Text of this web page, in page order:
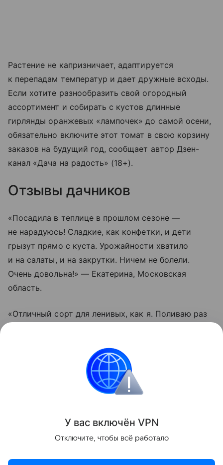
Растение не капризничает, адаптируется
к перепадам температур и дает дружные всходы.
Если хотите разнообразить свой огородный
ассортимент и собирать с кустов длинные
гирлянды оранжевых «лампочек» до самой осени,
обязательно включите этот томат в свою корзину
заказов на будущий год, сообщает автор Дзен-
канал «Дача на радость» (18+).
Отзывы дачников
«Посадила в теплице в прошлом сезоне —
не нарадуюсь! Сладкие, как конфетки, и дети
грызут прямо с куста. Урожайности хватило
и на салаты, и на закрутки. Ничем не болели.
Очень довольна!» — Екатерина, Московская
область.
«Отличный сорт для ленивых, как я. Поливаю раз
после дождей. Вкус действительно насыщенный.
Буду сажать еще», — Олег, Краснодарский край.
У вас включён VPN
Отключите, чтобы всё работало